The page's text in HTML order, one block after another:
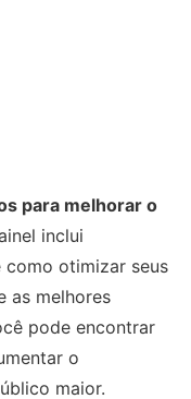
para melhorar o
inclui
otimizar seus
as melhores
pode encontrar
o
maior.